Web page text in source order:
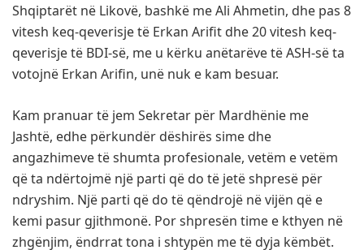
Shqiptarët në Likovë, bashkë me Ali Ahmetin, dhe pas 8
vitesh keq-qeverisje të Erkan Arifit dhe 20 vitesh keq-
qeverisje të BDI-së, me u kërku anëtarëve të ASH-së ta
votojnë Erkan Arifin, unë nuk e kam besuar.
Kam pranuar të jem Sekretar për Mardhënie me
Jashtë, edhe përkundër dëshirës sime dhe
angazhimeve të shumta profesionale, vetëm e vetëm
që ta ndërtojmë një parti që do të jetë shpresë për
ndryshim. Një parti që do të qëndrojë në vijën që e
kemi pasur gjithmonë. Por shpresën time e kthyen në
zhgënjim, ëndrrat tona i shtypën me të dyja këmbët.